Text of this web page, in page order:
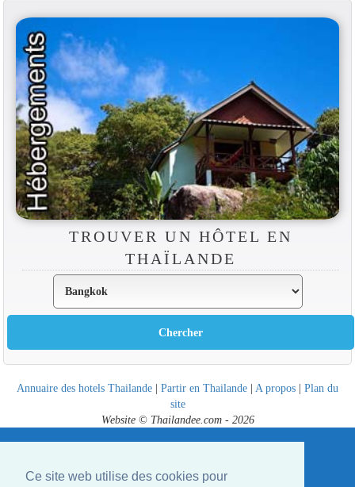
Ce site web utilise des cookies pour
TROUVER UN HÔTEL EN
THAÏLANDE
Annuaire des hotels Thailande | Partir en Thailande | A propos | Plan du
site
Website © Thailandee.com - 2026